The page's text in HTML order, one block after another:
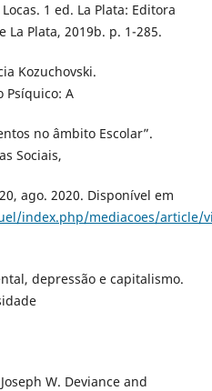
1 ed. La Plata: Editora
Plata, 2019b. p. 1-285.
Kozuchovski.
Psíquico: A
no âmbito Escolar”.
Sociais,
ago. 2020. Disponível em
index.php/mediacoes/article/
depressão e capitalismo.
W. Deviance and